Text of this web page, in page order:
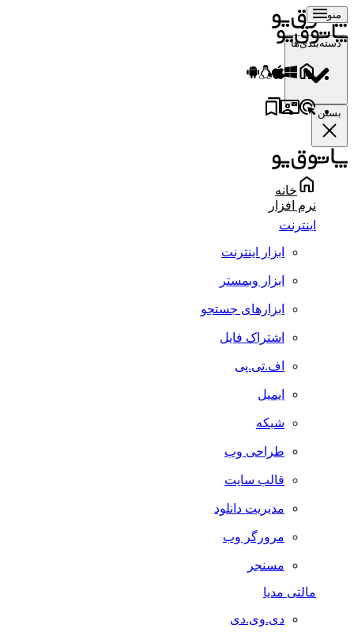
منو
دسته‌بندی‌ها
بستن
خانه
نرم افزار
اینترنت
ابزار اینترنت
ابزار وبمستر
ابزارهای جستجو
اشتراک فایل
اف.تی.پی
ایمیل
شبکه
طراحی وب
قالب سایت
مدیریت دانلود
مرورگر وب
مسنجر
مالتی مدیا
دی.وی.دی